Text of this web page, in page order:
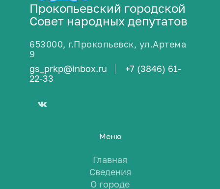
Прокопьевский городской
Совет народных депутатов
653000, г.Прокопьевск, ул.Артема
9
gs_prkp@inbox.ru
+7 (3846) 61-
22-33
Меню
Главная
Сведения
О городе